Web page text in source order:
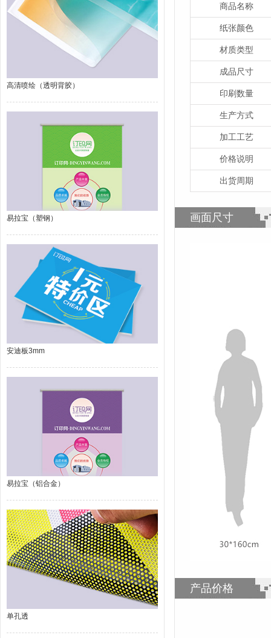
高清喷绘（透明背胶）
易拉宝（塑钢）
安迪板3mm
易拉宝（铝合金）
单孔透
商品名称
纸张颜色
材质类型
成品尺寸
印刷数量
生产方式
加工工艺
价格说明
出货周期
画面尺寸
产品价格